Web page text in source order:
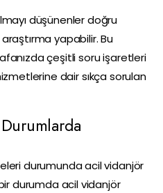
düşünenler doğru
yapabilir. Bu
çeşitli soru işaretleri
dair sıkça sorulan
durumunda acil vidanjör
durumda acil vidanjör